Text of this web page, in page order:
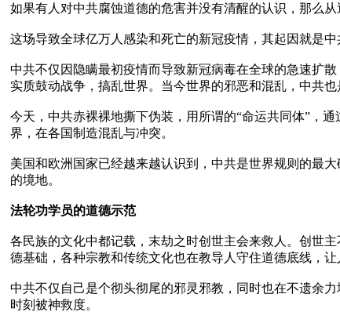
如果有人对中共腐蚀道德的危害并没有清醒的认识，那么
这场导致全球亿万人感染和死亡的新冠疫情，其起因就是中
中共不仅因隐瞒最初疫情而导致新冠病毒在全球的急速扩
实质鼓动战争，搞乱世界。当今世界的邪恶和混乱，中共也
今天，中共赤裸裸地撕下伪装，用所谓的“命运共同体”，
界，在各国制造混乱与冲突。
美国和欧洲国家已经越来越认识到，中共是世界规则的最
的境地。
法轮功学员的道德示范
各民族的文化中都记载，末劫之时创世主会来救人。创世
德基础，各种宗教和传统文化也在教导人守住道德底线，
中共不仅自己是个彻头彻尾的邪灵邪教，同时也在不遗余
时刻被神救度。